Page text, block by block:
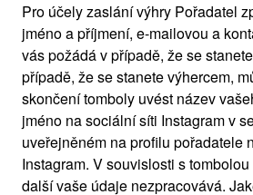
Pro účely zaslání výhry Pořadatel
jméno a příjmení, e-mailovou a
vás požádá v případě, že se
případě, že se stanete výhercem,
skončení tomboly uvést název
jméno na sociální síti Instagram v
uveřejněném na profilu pořadatele
Instagram. V souvislosti s
další vaše údaje nezpracovává.